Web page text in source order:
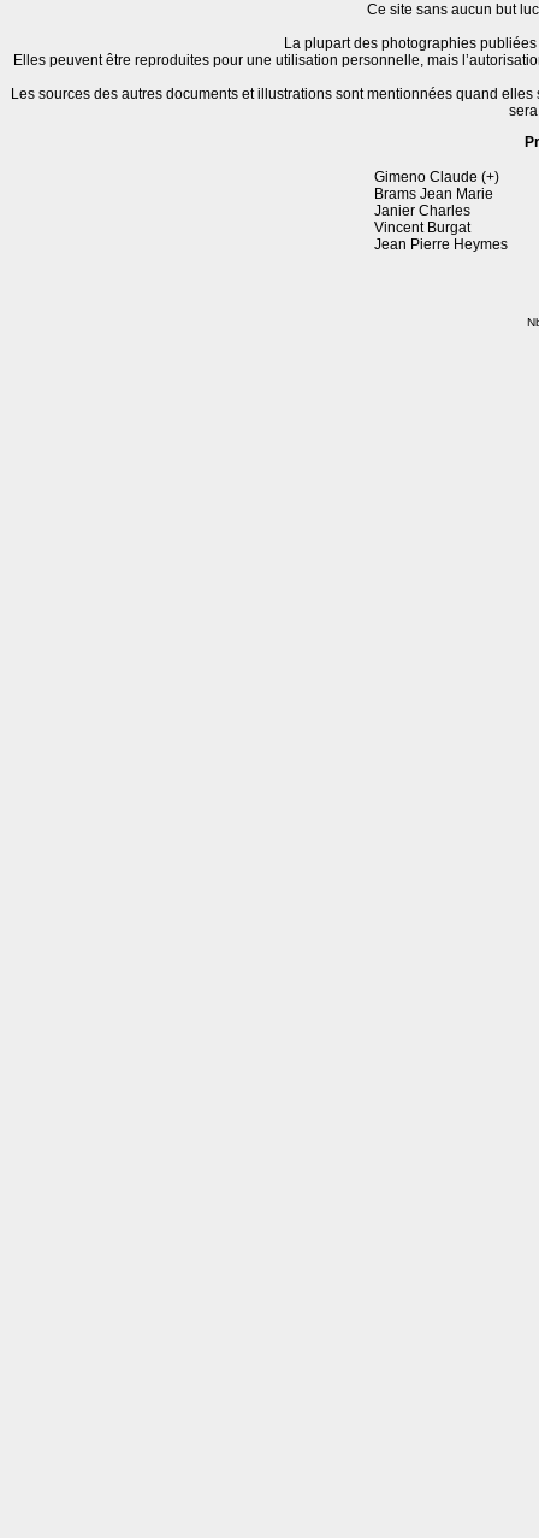
Ce site sans aucun but
La plupart des photographies
Elles peuvent être reproduites pour une utilisation personnelle, mais
Les sources des autres documents et illustrations sont mentionnées quand
Gimeno Claude (+)
Brams Jean Marie
Janier Charles
Vincent Burgat
Jean Pierre Heymes